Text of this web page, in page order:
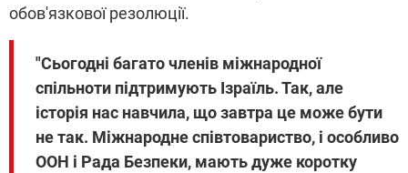
обов'язкової резолюції.
"Сьогодні багато членів міжнародної
спільноти підтримують Ізраїль. Так, але
історія нас навчила, що завтра це може бути
не так. Міжнародне співтовариство, і особливо
ООН і Рада Безпеки, мають дуже коротку